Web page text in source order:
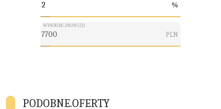
%
WYSOKOSC.PROWIZJI
PLN
PODOBNE.OFERTY